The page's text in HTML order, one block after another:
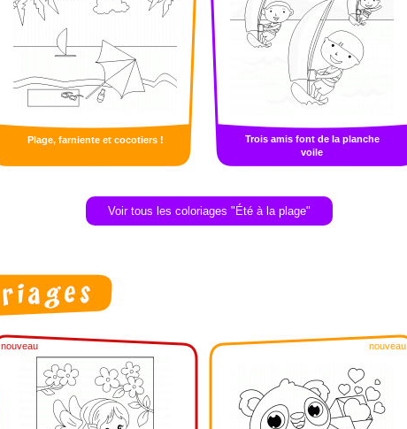
Plage, farniente et cocotiers !
Trois amis font de la planche
voile
Voir tous les coloriages "Été à la plage"
nouveau nouveau